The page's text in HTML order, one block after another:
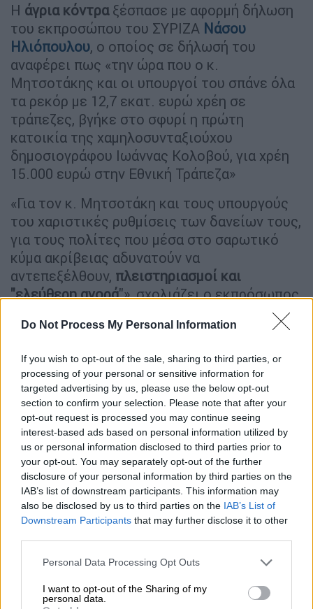
Do Not Process My Personal Information
If you wish to opt-out of the sale, sharing to third parties, or
processing of your personal or sensitive information for
targeted advertising by us, please use the below opt-out
section to confirm your selection. Please note that after your
opt-out request is processed you may continue seeing
interest-based ads based on personal information utilized by
us or personal information disclosed to third parties prior to
your opt-out. You may separately opt-out of the further
disclosure of your personal information by third parties on the
IAB’s list of downstream participants. This information may
also be disclosed by us to third parties on the IAB’s List of
Downstream Participants that may further disclose it to other
Please note that this website/app uses one or more Google
not limited to your visit or usage behaviour. You may click to
grant or deny consent to Google and its third-party tags to
Personal Data Processing Opt Outs
I want to opt-out of the Sharing of my
personal data.
Η άγρια κόντραξέσπασε με αφορμή δήλωση
του εκπροσώπου του ΣΥΡΙΖΑ Νάσου
Ηλιόπουλου, ο οποίος σε δήλωσή του
αναφέρει πως «την ώρα που ο κ.
Μητσοτάκης και οι υπουργοί του σπάνε όλα
τα ρεκόρ με 12,7 εκατ. ευρώ χρέη σε
τράπεζες, βγήκε στο σφυρί η πρώτη
κατοικία της χαμηλοσυνταξιούχου
δημοσιογράφου Ιωάννας Κολοβού, για χρέη
15.000 ευρώ στην Εθνική Τράπεζα»
«Για τον κ. Μητσοτάκη και τους υπουργούς
του χαριστικές ρυθμίσεις των δανείων τους,
για τους πολίτες που μέσα στο σαρωτικό
κύμα ακρίβειας αδυνατούν να
αντεπεξέλθουν, πλειστηριασμοί και
"ελεύθερη αγορά"», σχολιάζει ο εκπρόσωπος
και τονίζει ότι «είναι
αυτονόητο πως ο πλειστηριασμός πρώτης
Τονίζει επιπλέον ότι είναι αυτονόητο πως η
αξιωματική αντιπολίτευση περιμένει «τους
βουλευτές, υπουργούς της ΝΔ και τον ίδιο
τονκ. Μητσοτάκημε τα 1,3 εκατ. χρέη, να
ψηφίσουν τηντροπολογία που κατέθεσε ο
ΣΥΡΙΖΑ-Προοδευτική Συμμαχία, προκειμένου
στα πόθεν έσχες να υποχρεούνται όλοι να
δηλώνουν όχι μόνο το ύψος των δανείων
τους αλλά και τα έγγραφα των ρυθμίσεών
τους». «Για να δούμε εάν είναι όλοι ίσοι
απέναντι στο νόμο και τις τράπεζες»,